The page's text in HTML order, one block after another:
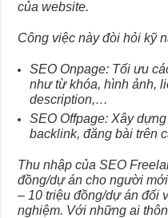
của website.
Công việc này đòi hỏi kỹ
SEO Onpage: Tối ưu
như từ khóa, hình ảnh,
description,…
SEO Offpage: Xây
backlink, đăng bài trên
Thu nhập của SEO
đồng/dự án cho người
– 10 triệu đồng/dự án đối
nghiệm. Với những ai